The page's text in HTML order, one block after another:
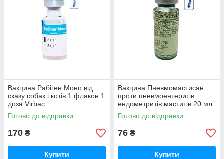
Вакцина Рабіген Моно від
сказу собак і котів 1 флакон 1
доза Virbac
Готово до відправки
170 ₴
Купити
Вакцина Пневмомастисан
проти пневмоентеритів
ендометритів маститів 20 мл
НКІБШМ
Готово до відправки
76 ₴
Купити